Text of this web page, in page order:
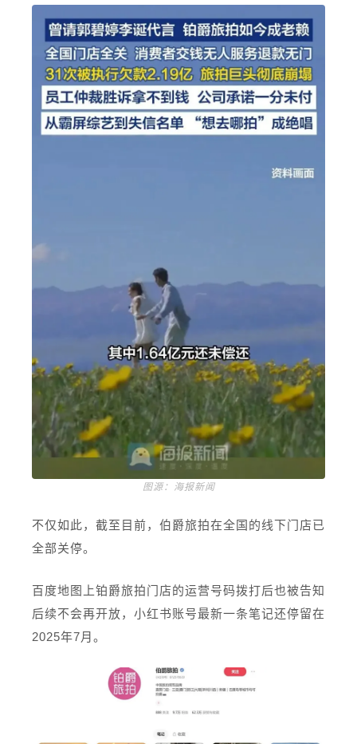
图源：海报新闻
不仅如此，截至目前，伯爵旅拍在全国的线下门店已
全部关停。
百度地图上铂爵旅拍门店的运营号码拨打后也被告知
后续不会再开放，小红书账号最新一条笔记还停留在
2025年7月。